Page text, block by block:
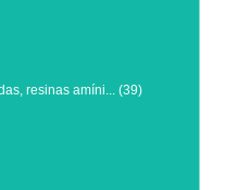
resinas amíni... (39)